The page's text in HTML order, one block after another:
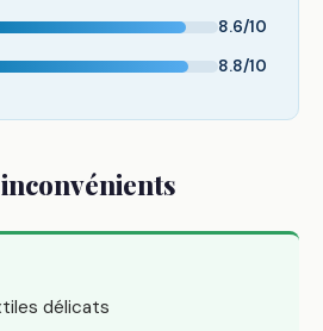
8.6/10
8.8/10
délicats